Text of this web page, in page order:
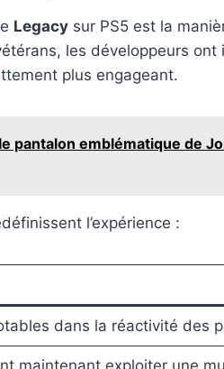
Legacy sur PS5 est la
les développeurs
plus engageant.
pantalon emblématique de
l’expérience :
dans la réactivité des